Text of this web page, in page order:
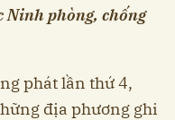
Ninh phòng, chống
phát lần thứ 4,
địa phương ghi